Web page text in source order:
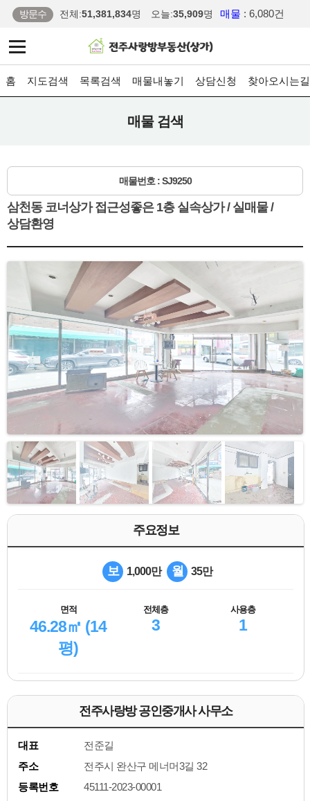
방문수 전체:51,381,834명 오늘:35,909명 매물 : 6,080건
홈 지도검색 목록검색 매물내놓기 상담신청 찾아오시는길
매물 검색
매물번호 : SJ9250
삼천동 코너상가 접근성좋은 1층 실속상가 / 실매물 /
상담환영
주요정보
보 1,000만 월 35만
면적
46.28㎡ (14
평)
전체층
3
사용층
1
전주사랑방 공인중개사 사무소
대표
전준길
주소
전주시 완산구 메너머3길 32
등록번호
45111-2023-00001